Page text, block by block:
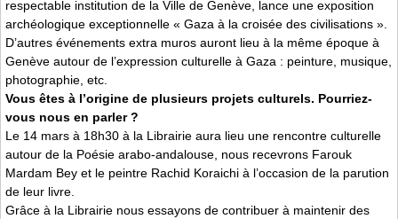
respectable institution de la Ville de Genève, lance une exposition
archéologique exceptionnelle « Gaza à la croisée des civilisations ».
D’autres événements extra muros auront lieu à la même époque à
Genève autour de l’expression culturelle à Gaza : peinture, musique,
photographie, etc.
Vous êtes à l’origine de plusieurs projets culturels. Pourriez-
vous nous en parler ?
Le 14 mars à 18h30 à la Librairie aura lieu une rencontre culturelle
autour de la Poésie arabo-andalouse, nous recevrons Farouk
Mardam Bey et le peintre Rachid Koraichi à l’occasion de la parution
de leur livre.
Grâce à la Librairie nous essayons de contribuer à maintenir des